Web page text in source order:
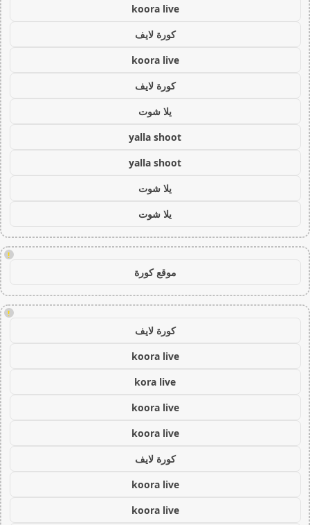
koora live
كورة لايف
koora live
كورة لايف
يلا شوت
yalla shoot
yalla shoot
يلا شوت
يلا شوت
!
موقع كورة
!
كورة لايف
koora live
kora live
koora live
koora live
كورة لايف
koora live
koora live